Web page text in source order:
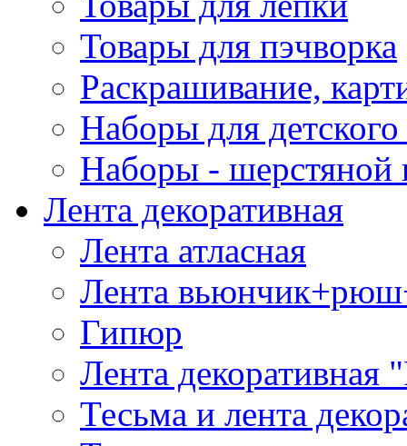
Товары для пэчворка
Раскрашивание,
Наборы для
Наборы - шерстяной
Лента декоративная
Лента атласная
Лента
Гипюр
Лента декоративная
Тесьма и лента